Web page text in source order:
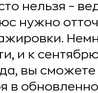
нельзя –
нужно
и к
вы
в